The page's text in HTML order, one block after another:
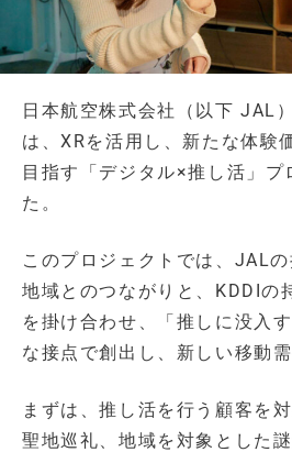
日本航空株式会社（以下 JAL
は、XRを活用し、新たな体験
目指す「デジタル×推し活」プ
た。
このプロジェクトでは、JAL
地域とのつながりと、KDDIの
を掛け合わせ、「推しに没入
な接点で創出し、新しい移動
まずは、推し活を行う顧客を
聖地巡礼、地域を対象とした